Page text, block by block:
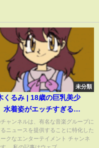
未分類
くるみ | 18歳の巨乳美少
水着姿がエッチすぎる
の新グラビアエー
鈴木くるみ、豊満バストを
露出！
ャンネルは、有名な音楽グループに
ニュースを提供することに特化した
ークなエンターテイメント チャンネ